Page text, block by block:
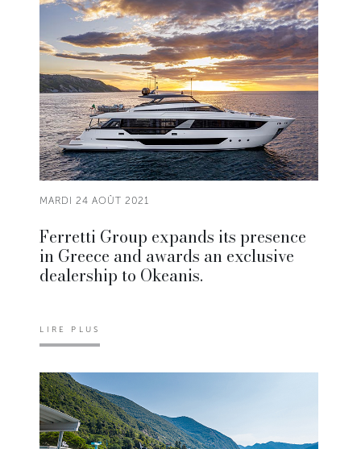
MARDI 24 AOÛT 2021
Ferretti Group expands its presence
in Greece and awards an exclusive
dealership to Okeanis.
LIRE PLUS